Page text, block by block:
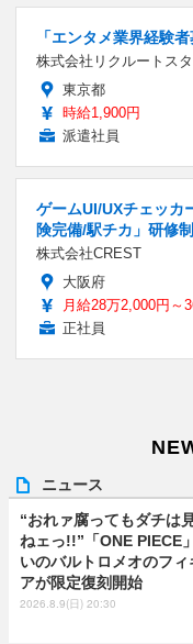
「エンタメ業界経験
株式会社リクルートス
東京都
時給1,900円
派遣社員
ゲームUI/UXチェッカ
険完備/駅チカ」研修
株式会社CREST
大阪府
月給28万2,000円～
正社員
ニュース
“おれァ腐ってもダチは
ねェっ!!”「ONE PIECE
いのバルトロメオのフィ
アが限定復刻開始
2026.8.9(日) 20:30